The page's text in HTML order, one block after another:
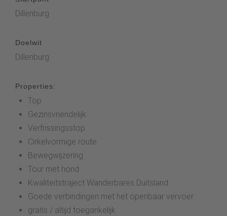
Dillenburg
Doelwit
Dillenburg
Properties:
Top
Gezinsvriendelijk
Verfrissingsstop
Cirkelvormige route
Bewegwijzering
Tour met hond
Kwaliteitstraject Wanderbares Duitsland
Goede verbindingen met het openbaar vervoer
gratis / altijd toegankelijk